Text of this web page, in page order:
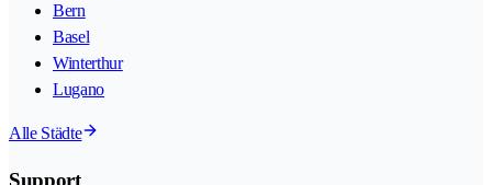
Bern
Basel
Winterthur
Lugano
Alle Städte
Support